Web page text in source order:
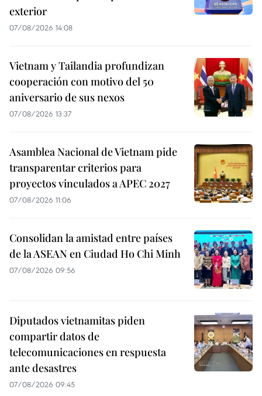
exterior
07/08/2026 14:08
Vietnam y Tailandia profundizan
cooperación con motivo del 50
aniversario de sus nexos
07/08/2026 13:37
Asamblea Nacional de Vietnam pide
transparentar criterios para
proyectos vinculados a APEC 2027
07/08/2026 11:06
Consolidan la amistad entre países
de la ASEAN en Ciudad Ho Chi Minh
07/08/2026 09:56
Diputados vietnamitas piden
compartir datos de
telecomunicaciones en respuesta
ante desastres
07/08/2026 09:45